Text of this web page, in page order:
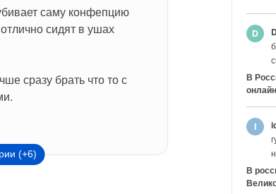
саму конфепцию
сидят в ушах
сразу брать что то с
(+6)
В
В